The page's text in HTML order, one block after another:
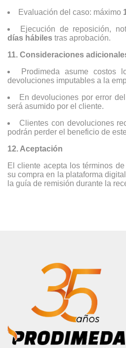
Evaluación del caso: máximo
Ejecución de reposición,
días hábiles tras aprobación.
11. Consideraciones
Prodimeda asume costos
devoluciones imputables a la
En devoluciones por error
será asumido por el cliente.
Clientes con devoluciones
podrán perder el beneficio de
12. Aceptación
El cliente acepta los términos
su compra en la plataforma
la guía de remisión durante la